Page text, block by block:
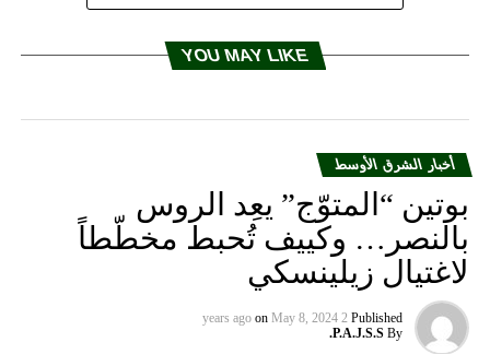
YOU MAY LIKE
أخبار الشرق الأوسط
بوتين “المتوّج” يعِد الروس
بالنصر… وكييف تُحبط مخطّطاً
لاغتيال زيلينسكي
Published
2 years ago
on May 8, 2024
By
P.A.J.S.S.